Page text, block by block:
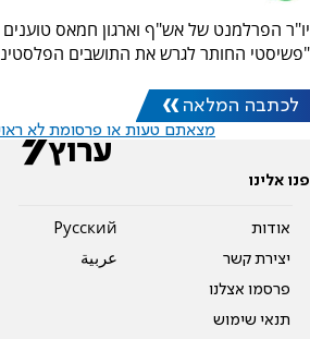
יו"ר הפרלמנט של אש"ף וארגון חמאס
"פשיסטי החותר לגרש את התושבים
לכתבה המלאה
מצאתם טעות או פרסומת לא
פנו אלינו
אודות
יצירת קשר
פרסמו אצלנו
תנאי שימוש
Pусский
عربية